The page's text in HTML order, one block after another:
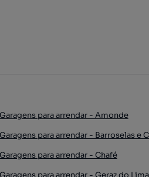
Garagens para arrendar - Amonde
Garagens para arrendar - Barroselas e
Garagens para arrendar - Chafé
Garagens para arrendar - Geraz do